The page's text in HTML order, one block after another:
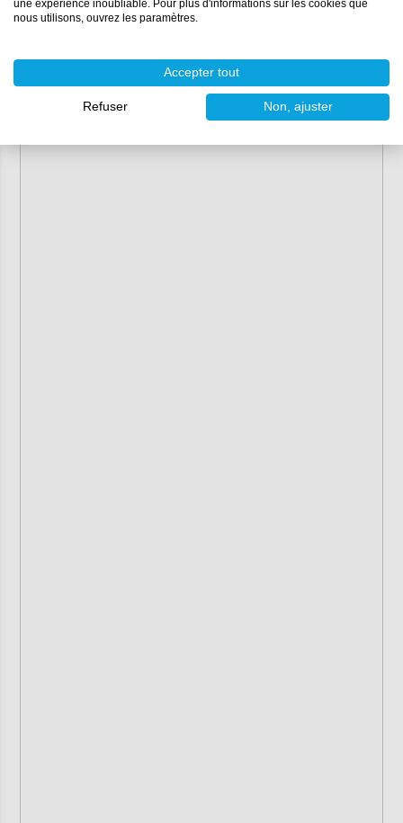
une expérience inoubliable. Pour plus d'informations sur les cookies que
nous utilisons, ouvrez les paramètres.
Accepter tout
Refuser Non, ajuster